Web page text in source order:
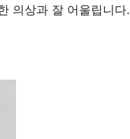
의상과 잘 어울립니다.